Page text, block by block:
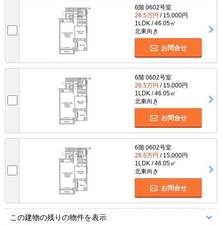
6階 0602号室
26.5万円 / 15,000円
1LDK / 46.05㎡
北東向き
お問合せ
6階 0602号室
26.5万円 / 15,000円
1LDK / 46.05㎡
北東向き
お問合せ
6階 0602号室
26.5万円 / 15,000円
1LDK / 46.05㎡
北東向き
お問合せ
この建物の残りの物件を表示